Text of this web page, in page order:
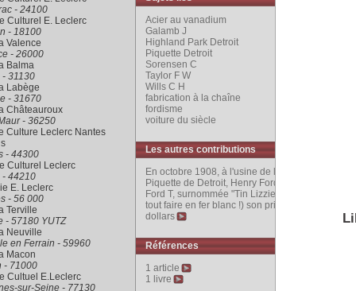
Acier au vanadium
Galamb J
Highland Park Detroit
Piquette Detroit
Sorensen C
Taylor F W
Wills C H
fabrication à la chaîne
fordisme
voiture du siècle
Les autres contributions
En octobre 1908, à l'usine de l'Avenue
Piquette de Detroit, Henry Ford présente la
Ford T, surnommée "Tin Lizzie" (la bonne à
tout faire en fer blanc !) son prix est de 825
dollars
Références
1 article
1 livre
- 24100
Culturel E. Leclerc
- 18100
Valence
- 26000
Balma
- 31130
Labège
- 31670
Châteauroux
- 36250
Culture Leclerc Nantes
- 44300
Culturel Leclerc
- 44210
E. Leclerc
- 56 000
Terville
- 57180 YUTZ
Neuville
en Ferrain - 59960
Macon
- 71000
Cultuel E.Leclerc
sur-Seine - 77130